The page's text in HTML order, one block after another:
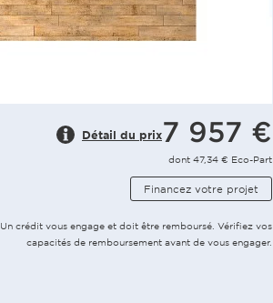
Détail du prix7 957 €
dont 47,34 € Eco-Part
Financez votre projet
Un crédit vous engage et doit être remboursé. Vérifiez vos
capacités de remboursement avant de vous engager.